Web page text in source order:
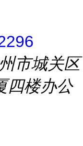
市城关区
四楼办公